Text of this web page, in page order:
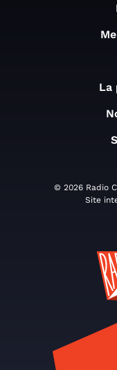
La
© 2026 Radio
Site